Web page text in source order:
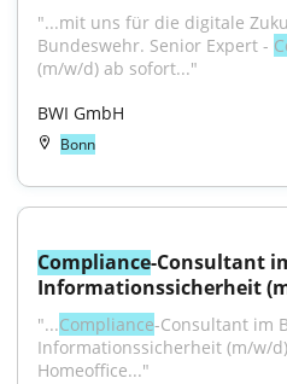
"...mit uns für die digitale
Bundeswehr. Senior Expert -
(m/w/d) ab sofort..."
BWI GmbH
Bonn
Compliance-Consultant
Informationssicherheit
"...Compliance-Consultant im
Informationssicherheit (m/w/d)
Homeoffice..."